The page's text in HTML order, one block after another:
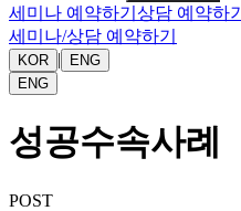
세미나 예약하기 상담 예약하기
세미나/상담 예약하기
KOR |
ENG
ENG
성공수속사례
POST